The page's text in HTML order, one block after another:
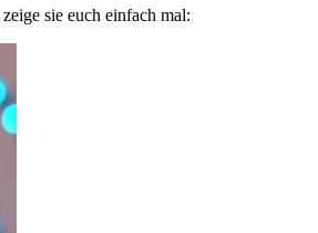
sie euch einfach mal: